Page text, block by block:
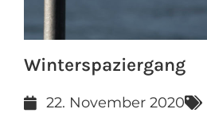
Winterspaziergang
22. November 2020